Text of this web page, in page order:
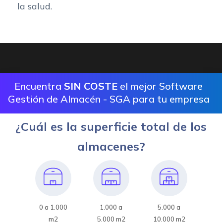
la salud.
Encuentra SIN COSTE el mejor Software
Gestión de Almacén - SGA para tu empresa
¿Cuál es la superficie total de los
almacenes?
0 a 1.000
m2
1.000 a
5.000 m2
5.000 a
10.000 m2